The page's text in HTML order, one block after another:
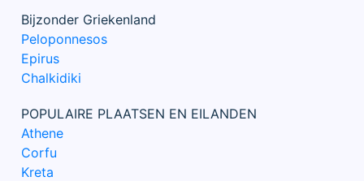
Bijzonder Griekenland
Peloponnesos
Epirus
Chalkidiki
POPULAIRE PLAATSEN EN EILANDEN
Athene
Corfu
Kreta